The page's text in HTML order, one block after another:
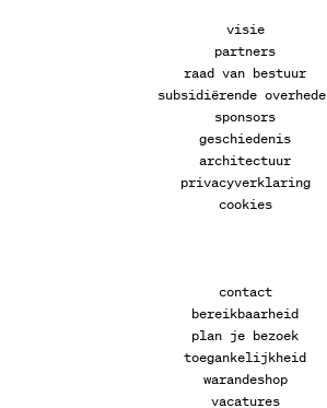
visie
partners
raad van bestuur
subsidiërende
sponsors
geschiedenis
architectuur
privacyverklaring
cookies
contact
bereikbaarheid
plan je bezoek
toegankelijkheid
warandeshop
vacatures